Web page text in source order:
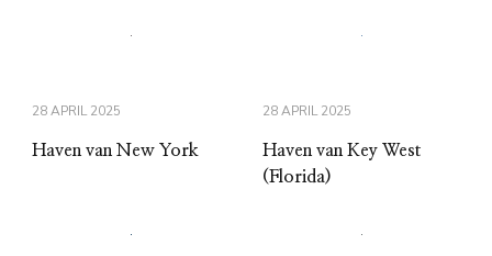
28 APRIL 2025
Haven van New York
28 APRIL 2025
Haven van Key West
(Florida)